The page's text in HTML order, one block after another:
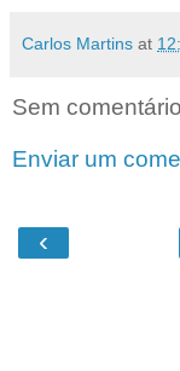
Carlos Martins at
Sem
Enviar um
‹